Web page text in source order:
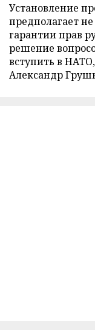
Установление
предполагает
гарантии прав
решение
вступить в
Александр